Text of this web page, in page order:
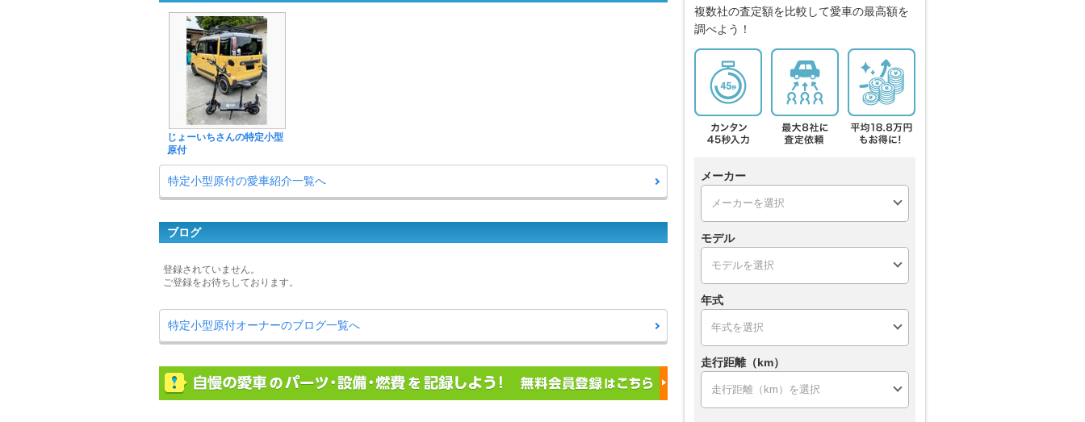
じょーいちさんの特定小型
原付
特定小型原付の愛車紹介一覧へ
ブログ
登録されていません。
ご登録をお待ちしております。
特定小型原付オーナーのブログ一覧へ
複数社の査定額を比較して愛車の最高額を
調べよう！
メーカー
モデル
年式
走行距離（km）